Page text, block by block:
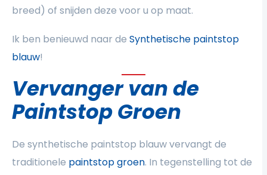
breed) of snijden deze voor u op maat.
Ik ben benieuwd naar de Synthetische paintstop
blauw!
Vervanger van de
Paintstop Groen
De synthetische paintstop blauw vervangt de
traditionele paintstop groen. In tegenstelling tot de